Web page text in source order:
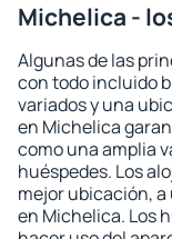
Michelica -
Algunas de las
con todo incluido
variados y una
en Michelica
como una amplia
huéspedes. Los
mejor ubicación,
en Michelica. Los